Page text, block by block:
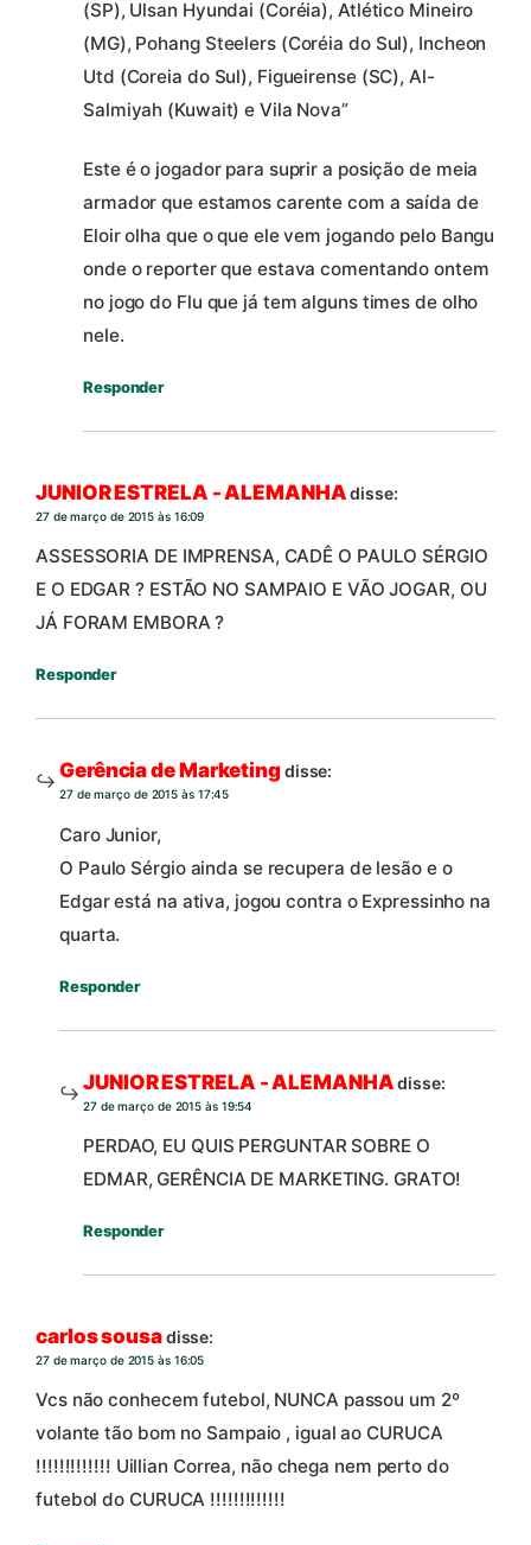
(SP), Ulsan Hyundai (Coréia), Atlético Mineiro
(MG), Pohang Steelers (Coréia do Sul), Incheon
Utd (Coreia do Sul), Figueirense (SC), Al-
Salmiyah (Kuwait) e Vila Nova”
Este é o jogador para suprir a posição de meia
armador que estamos carente com a saída de
Eloir olha que o que ele vem jogando pelo Bangu
onde o reporter que estava comentando ontem
no jogo do Flu que já tem alguns times de olho
nele.
Responder
JUNIOR ESTRELA - ALEMANHA disse:
27 de março de 2015 às 16:09
ASSESSORIA DE IMPRENSA, CADÊ O PAULO SÉRGIO
E O EDGAR ? ESTÃO NO SAMPAIO E VÃO JOGAR, OU
JÁ FORAM EMBORA ?
Responder
Gerência de Marketingdisse:
27 de março de 2015 às 17:45
Caro Junior,
O Paulo Sérgio ainda se recupera de lesão e o
Edgar está na ativa, jogou contra o Expressinho na
quarta.
Responder
JUNIOR ESTRELA - ALEMANHA disse:
27 de março de 2015 às 19:54
PERDAO, EU QUIS PERGUNTAR SOBRE O
EDMAR, GERÊNCIA DE MARKETING. GRATO!
Responder
carlos sousadisse:
27 de março de 2015 às 16:05
Vcs não conhecem futebol, NUNCA passou um 2º
volante tão bom no Sampaio , igual ao CURUCA
!!!!!!!!!!!!! Uillian Correa, não chega nem perto do
futebol do CURUCA !!!!!!!!!!!!!